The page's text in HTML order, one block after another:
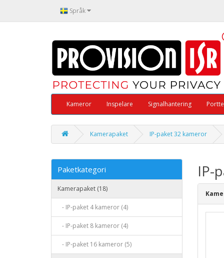
Språk
Kameror Inspelare Signalhantering
Kamerapaket IP-paket 32 kameror
Paketkategori
Kamerapaket (18)
- IP-paket 4 kameror (4)
- IP-paket 8 kameror (4)
- IP-paket 16 kameror (5)
IP-